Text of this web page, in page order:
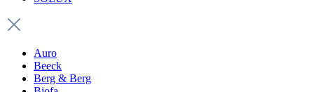
Auro
Beeck
Berg & Berg